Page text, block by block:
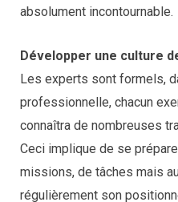
absolument incontournable.
Développer une culture
Les experts sont formels,
professionnelle, chacun
connaîtra de nombreuses
Ceci implique de se
missions, de tâches mais
régulièrement son